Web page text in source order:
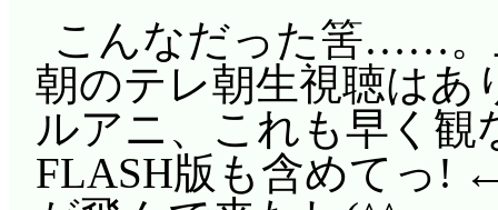
こんなだった筈……。
朝のテレ朝生視聴はあ
ルアニ、これも早く
FLASH版も含めてっ!